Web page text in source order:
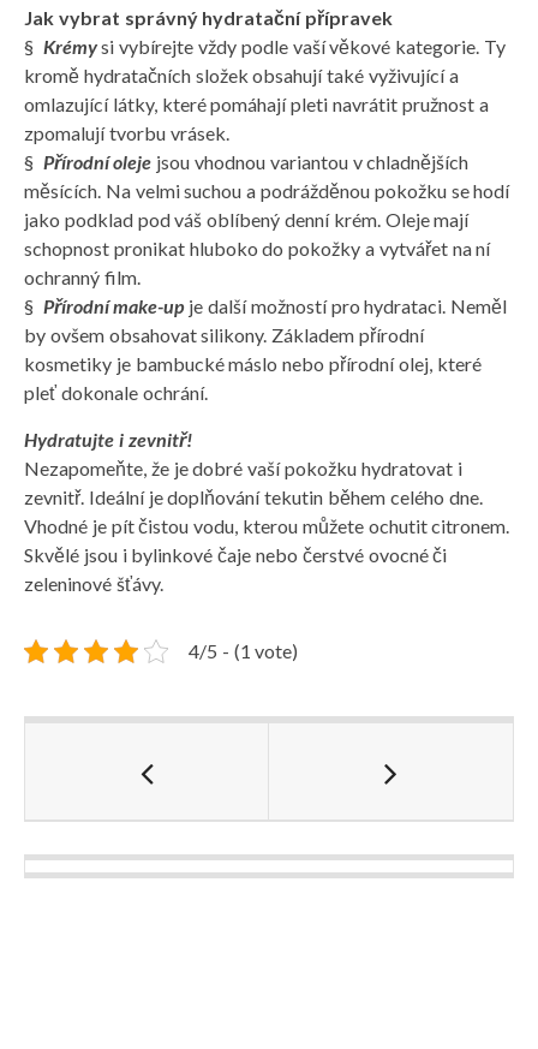
Jak vybrat správný hydratační přípravek
§ Krémysi vybírejte vždy podle vaší věkové kategorie. Ty
kromě hydratačních složek obsahují také vyživující a
omlazující látky, které pomáhají pleti navrátit pružnost a
zpomalují tvorbu vrásek.
§ Přírodní oleje jsou vhodnou variantou v chladnějších
měsících. Na velmi suchou a podrážděnou pokožku se hodí
jako podklad pod váš oblíbený denní krém. Oleje mají
schopnost pronikat hluboko do pokožky a vytvářet na ní
ochranný film.
§ Přírodní make-up je další možností pro hydrataci. Neměl
by ovšem obsahovat silikony. Základem přírodní
kosmetiky je bambucké máslo nebo přírodní olej, které
pleť dokonale ochrání.
Hydratujte i zevnitř!
Nezapomeňte, že je dobré vaší pokožku hydratovat i
zevnitř. Ideální je doplňování tekutin během celého dne.
Vhodné je pít čistou vodu, kterou můžete ochutit citronem.
Skvělé jsou i bylinkové čaje nebo čerstvé ovocné či
zeleninové šťávy.
4/5 - (1 vote)